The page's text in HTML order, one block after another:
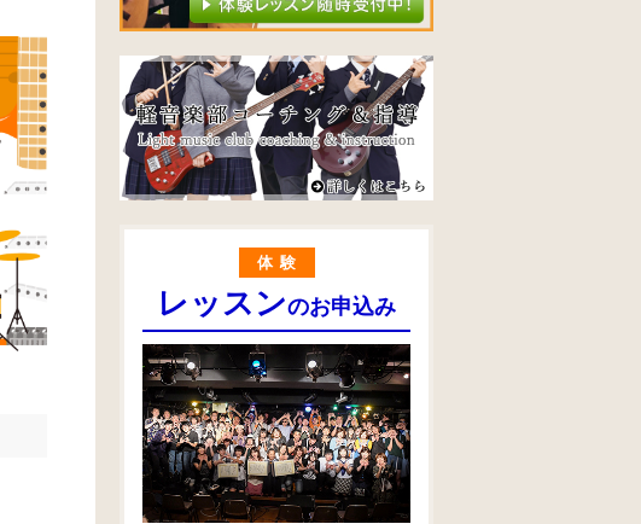
体験
レッスンのお申込み